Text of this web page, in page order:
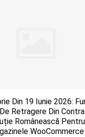
Din 19 Iunie 2026:
Retragere Din
Românească Pentru
WooCommerce